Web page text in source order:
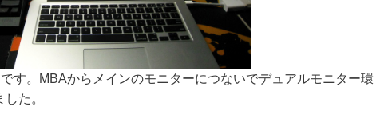
す。MBAからメインのモニターにつないでデュアルモニター環
た。